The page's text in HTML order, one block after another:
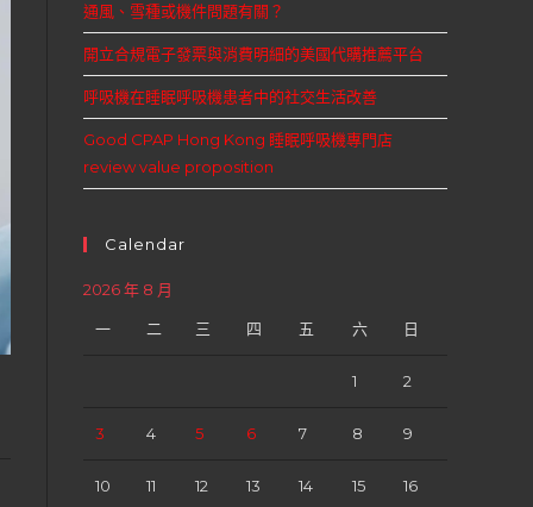
通風、雪種或機件問題有關？
開立合規電子發票與消費明細的美國代購推薦平台
呼吸機在睡眠呼吸機患者中的社交生活改善
Good CPAP Hong Kong 睡眠呼吸機專門店
review value proposition
Calendar
2026 年 8 月
一 二 三 四 五 六 日
1 2
3 4 5 6 7 8 9
10 11 12 13 14 15 16